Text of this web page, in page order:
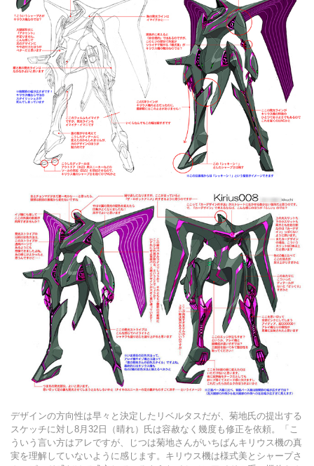
デザインの方向性は早々と決定したリベルタスだが、菊地氏の提出する
スケッチに対し8月32日（晴れ）氏は容赦なく幾度も修正を依頼。「こ
ういう言い方はアレですが、じつは菊地さんがいちばんキリウス機の真
実を理解していないように感じます。キリウス機は様式美とシャープさ